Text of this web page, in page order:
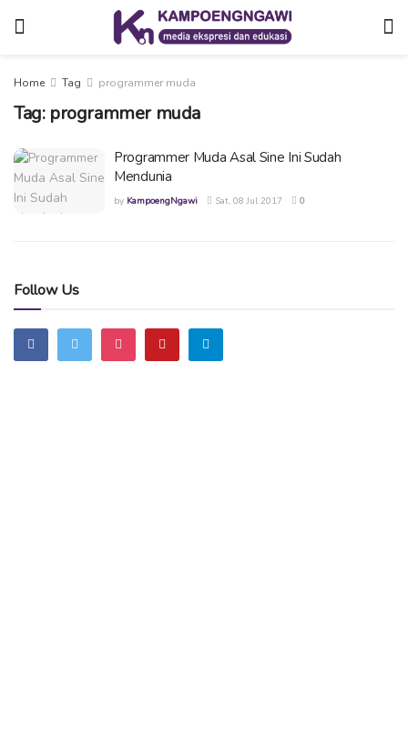
Home Tag programmer muda
Tag: programmer muda
Programmer Muda Asal Sine Ini Sudah
Mendunia
by KampoengNgawi Sat, 08 Jul 2017 0
Follow Us